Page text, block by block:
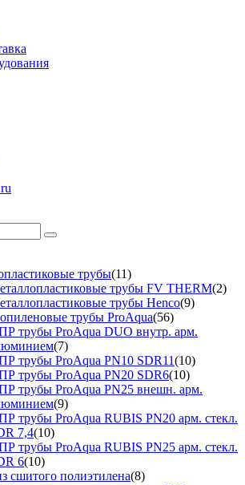
трубы(11)
трубы FV THERM(2)
трубы Henco(9)
трубы ProAqua(56)
трубы ProAqua DUO внутр. арм.
(7)
трубы ProAqua PN10 SDR11(10)
трубы ProAqua PN20 SDR6(10)
трубы ProAqua PN25 внешн. арм.
(9)
трубы ProAqua RUBIS PN20 арм. стекл.
7,4(10)
трубы ProAqua RUBIS PN25 арм. стекл.
6(10)
сшитого полиэтилена(8)